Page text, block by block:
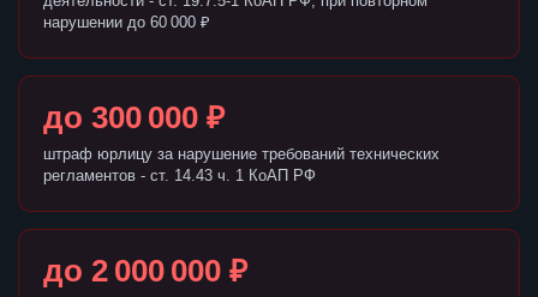
нарушении до 60 000 ₽
до 300 000 ₽
штраф юрлицу за нарушение требований технических
регламентов - ст. 14.43 ч. 1 КоАП РФ
до 2 000 000 ₽